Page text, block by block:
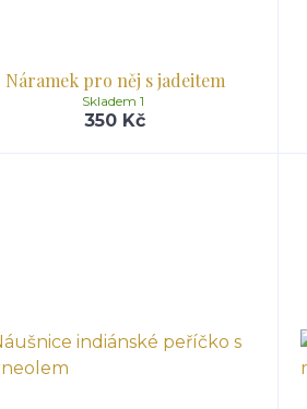
Náramek pro něj s jadeitem
350 Kč
Skladem 1